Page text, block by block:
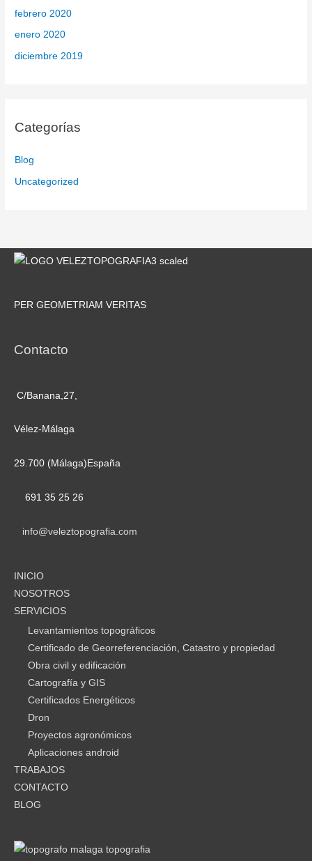
febrero 2020
enero 2020
diciembre 2019
Categorías
Blog
Uncategorized
PER GEOMETRIAM VERITAS
Contacto
C/Banana,27,
Vélez-Málaga
29.700 (Málaga)España
691 35 25 26
info@veleztopografia.com
INICIO
NOSOTROS
SERVICIOS
Levantamientos topográficos
Certificado de Georreferenciación, Catastro y propiedad
Obra civil y edificación
Cartografía y GIS
Certificados Energéticos
Dron
Proyectos agronómicos
Aplicaciones android
TRABAJOS
CONTACTO
BLOG